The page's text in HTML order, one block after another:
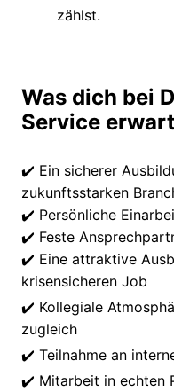
zählst.
Was dich bei
Service
✔️ Ein sicherer
zukunftsstarken
✔️ Persönliche
✔️ Feste
✔️ Eine attraktive
krisensicheren Job
✔️ Kollegiale
zugleich
✔️ Teilnahme an
✔️ Mitarbeit in echten